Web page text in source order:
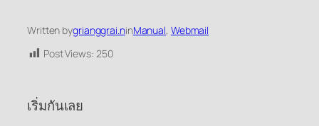
Written bygrianggrai.ninManual, Webmail
Post Views: 250
เริ่มกันเลย